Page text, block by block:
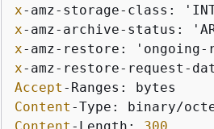
x
x
x-amz-restore: 'ongoing-
x-amz-restore-request-
Accept
Content